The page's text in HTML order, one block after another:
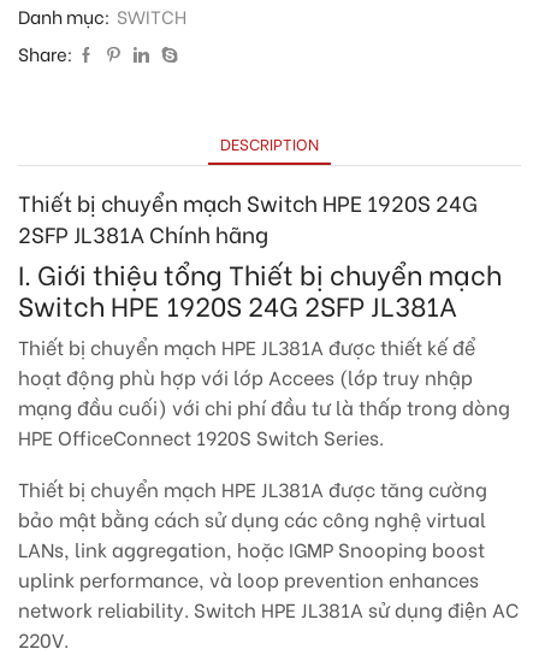
Danh mục: SWITCH
Share:
DESCRIPTION
Thiết bị chuyển mạch Switch HPE 1920S 24G
2SFP JL381A Chính hãng
I. Giới thiệu tổng Thiết bị chuyển mạch
Switch HPE 1920S 24G 2SFP JL381A
Thiết bị chuyển mạch HPE JL381A được thiết kế để
hoạt động phù hợp với lớp Accees (lớp truy nhập
mạng đầu cuối) với chi phí đầu tư là thấp trong dòng
HPE OfficeConnect 1920S Switch Series.
Thiết bị chuyển mạch HPE JL381A được tăng cường
bảo mật bằng cách sử dụng các công nghệ virtual
LANs, link aggregation, hoặc IGMP Snooping boost
uplink performance, và loop prevention enhances
network reliability. Switch HPE JL381A sử dụng điện AC
220V.